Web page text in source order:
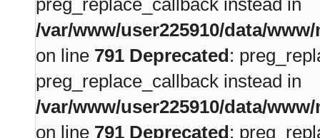
/var/www/user225910/data/
on line 791 Deprecated:
preg_replace_callback instead in
/var/www/user225910/data/
on line 791 Deprecated: